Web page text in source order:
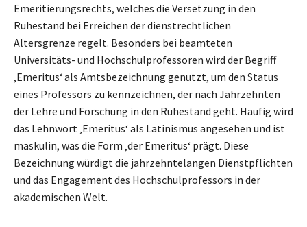
Emeritierungsrechts, welches die Versetzung in den
Ruhestand bei Erreichen der dienstrechtlichen
Altersgrenze regelt. Besonders bei beamteten
Universitäts- und Hochschulprofessoren wird der Begriff
‚Emeritus‘ als Amtsbezeichnung genutzt, um den Status
eines Professors zu kennzeichnen, der nach Jahrzehnten
der Lehre und Forschung in den Ruhestand geht. Häufig wird
das Lehnwort ‚Emeritus‘ als Latinismus angesehen und ist
maskulin, was die Form ‚der Emeritus‘ prägt. Diese
Bezeichnung würdigt die jahrzehntelangen Dienstpflichten
und das Engagement des Hochschulprofessors in der
akademischen Welt.